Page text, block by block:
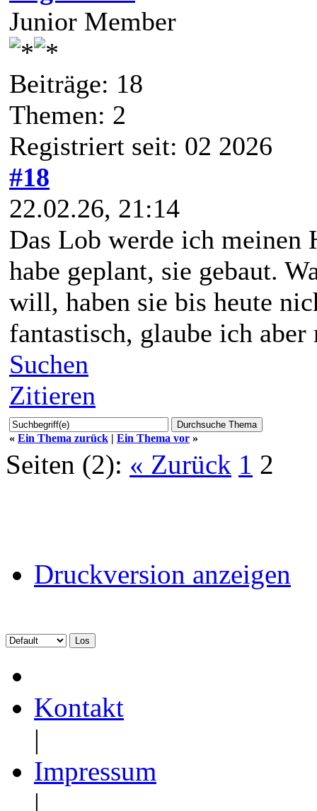
Junior Member
Beiträge: 18
Themen: 2
Registriert seit: 02 2026
#18
22.02.26, 21:14
Das Lob werde ich meinen
habe geplant, sie gebaut.
will, haben sie bis heute
fantastisch, glaube ich aber
Suchen
Zitieren
« Ein Thema zurück | Ein Thema vor »
Seiten (2): « Zurück 1 2
Druckversion anzeigen
Kontakt
|
Impressum
|